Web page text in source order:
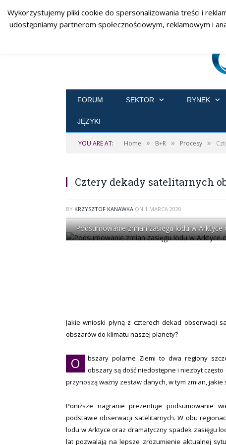
FORUM SEKTOR RYNEK
JĘZYKI
YOU ARE AT: Home » B+R » Procesy »
Cztery dekady satelitarnych
BY KRZYSZTOF KANAWKA ON 1 MARCA 2020
Podsumowanie zmian zasięgu lodu w Arktyce
Jakie wnioski płyną z czterech dekad obserwacji
obszarów do klimatu naszej planety?
O
bszary polarne Ziemi to dwa regiony
obszary są dość niedostępne i niezbyt
przynoszą ważny zestaw danych, w tym zmian,
Poniższe nagranie prezentuje podsumowanie
podstawie obserwacji satelitarnych. W obu
lodu w Arktyce oraz dramatyczny spadek zasięgu
lat pozwalają na lepsze zrozumienie aktualnej
Wykorzystujemy pliki cookie do spersonalizowania treści i
udostępniamy partnerom społecznościowym, reklamowym i